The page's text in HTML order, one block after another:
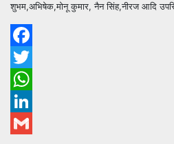
शुभम,अभिषेक,मोनू कुमार, नैन सिंह,नीरज आदि
Facebook
Twitter
WhatsApp
LinkedIn